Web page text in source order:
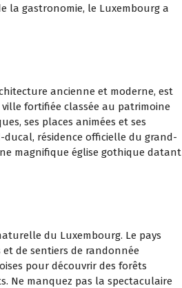
la gastronomie, le Luxembourg a
ancienne et moderne, est
fortifiée classée au patrimoine
ses places animées et ses
résidence officielle du grand-
magnifique église gothique datant
du Luxembourg. Le pays
et de sentiers de randonnée
pour découvrir des forêts
Ne manquez pas la spectaculaire